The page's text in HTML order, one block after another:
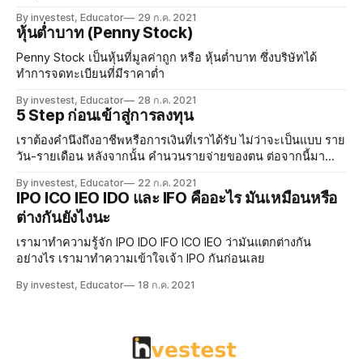
By investest, Educator 29 ก.ค. 2021
หุ้นต่ำบาท (Penny Stock)
Penny Stock เป็นหุ้นที่มูลค่าถูก หรือ หุ้นต่ำบาท ซึ่งบริษัทได้
ทำการจดทะเบียนที่มีราคาต่ำ
By investest, Educator 28 ก.ค. 2021
5 Step ก่อนเข้าสู่การลงทุน
เราต้องคำนึงถึงอาชีพหรือการเงินที่เราได้รับ ไม่ว่าจะเป็นแบบ ราย
วัน-รายเดือน หลังจากนั้น คำนวนรายจ่ายของตน ต่อจากนี้มา
By investest, Educator 22 ก.ค. 2021
IPO ICO IEO IDO และ IFO คืออะไร มันเหมือนหรือ
ต่างกันยังไงนะ
เรามาทำความรู้จัก IPO IDO IFO ICO IEO ว่ามันแตกต่างกัน
อย่างไร เรามาทำความเข้าใจเจ้า IPO กันก่อนเลย
By investest, Educator 18 ก.ค. 2021